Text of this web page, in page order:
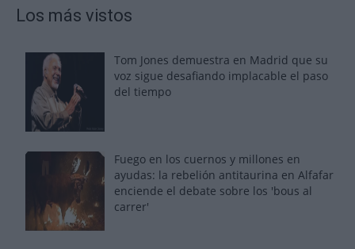
Los más vistos
Tom Jones demuestra en Madrid que su
voz sigue desafiando implacable el paso
del tiempo
Fuego en los cuernos y millones en
ayudas: la rebelión antitaurina en Alfafar
enciende el debate sobre los 'bous al
carrer'